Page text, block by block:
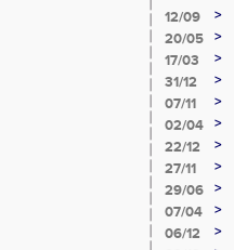
12/09 >
20/05
>
17/03
>
31/12
>
07/11
>
02/04
>
22/12
>
27/11
>
29/06
>
07/04
>
06/12
>